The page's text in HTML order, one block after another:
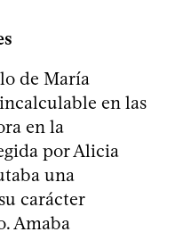
de María
en las
en la
por Alicia
una
carácter
Amaba